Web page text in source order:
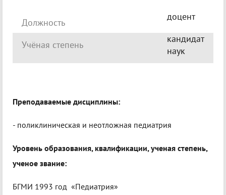
Должность
доцент
Учёная степень
кандидат
наук
Преподаваемые дисциплины:
- поликлиническая и неотложная педиатрия
Уровень образования, квалификации, ученая степень,
ученое звание:
БГМИ 1993 год «Педиатрия»